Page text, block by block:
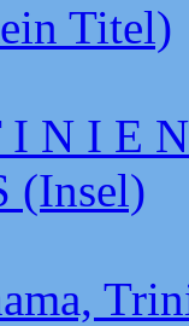
Titel)
I N I E N
(Insel)